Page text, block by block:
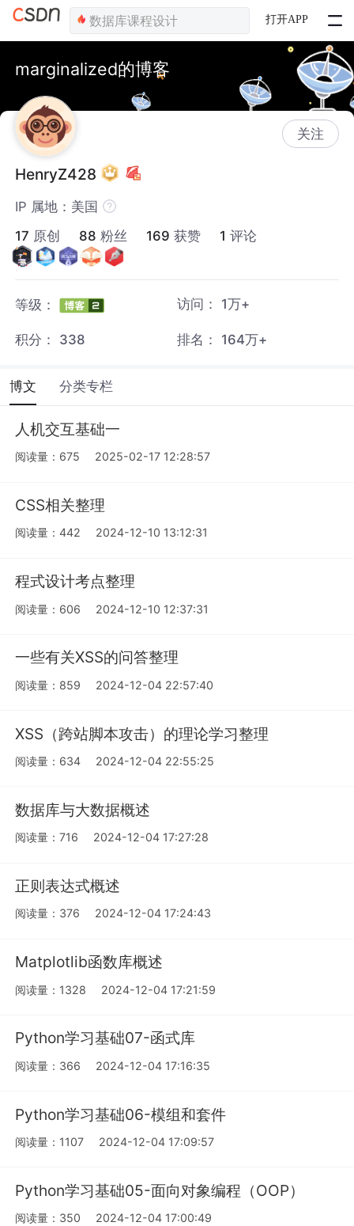
打开APP
marginalized的博客
关注
HenryZ428
IP 属地：美国
17 原创 88 粉丝 169 获赞 1 评论
等级： 访问： 1万+
积分： 338 排名： 164万+
博文 分类专栏
人机交互基础一
阅读量：675 2025-02-17 12:28:57
CSS相关整理
阅读量：442 2024-12-10 13:12:31
程式设计考点整理
阅读量：606 2024-12-10 12:37:31
一些有关XSS的问答整理
阅读量：859 2024-12-04 22:57:40
XSS（跨站脚本攻击）的理论学习整理
阅读量：634 2024-12-04 22:55:25
数据库与大数据概述
阅读量：716 2024-12-04 17:27:28
正则表达式概述
阅读量：376 2024-12-04 17:24:43
Matplotlib函数库概述
阅读量：1328 2024-12-04 17:21:59
Python学习基础07-函式库
阅读量：366 2024-12-04 17:16:35
Python学习基础06-模组和套件
阅读量：1107 2024-12-04 17:09:57
Python学习基础05-面向对象编程（OOP）
阅读量：350 2024-12-04 17:00:49